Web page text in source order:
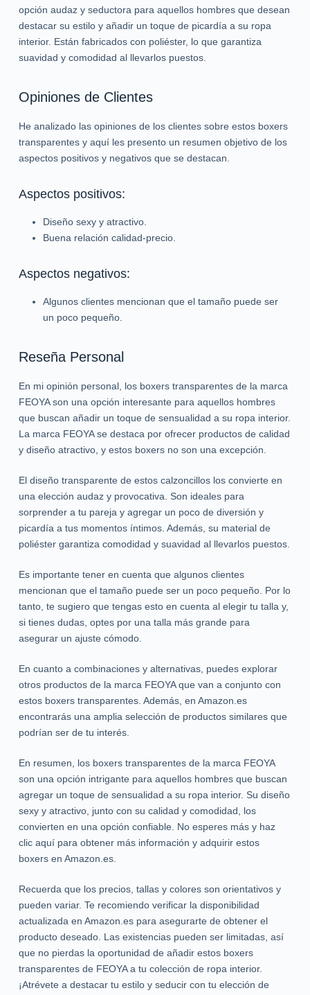
opción audaz y seductora para aquellos hombres que desean
destacar su estilo y añadir un toque de picardía a su ropa
interior. Están fabricados con poliéster, lo que garantiza
suavidad y comodidad al llevarlos puestos.
Opiniones de Clientes
He analizado las opiniones de los clientes sobre estos boxers
transparentes y aquí les presento un resumen objetivo de los
aspectos positivos y negativos que se destacan.
Aspectos positivos:
Diseño sexy y atractivo.
Buena relación calidad-precio.
Aspectos negativos:
Algunos clientes mencionan que el tamaño puede ser
un poco pequeño.
Reseña Personal
En mi opinión personal, los boxers transparentes de la marca
FEOYA son una opción interesante para aquellos hombres
que buscan añadir un toque de sensualidad a su ropa interior.
La marca FEOYA se destaca por ofrecer productos de calidad
y diseño atractivo, y estos boxers no son una excepción.
El diseño transparente de estos calzoncillos los convierte en
una elección audaz y provocativa. Son ideales para
sorprender a tu pareja y agregar un poco de diversión y
picardía a tus momentos íntimos. Además, su material de
poliéster garantiza comodidad y suavidad al llevarlos puestos.
Es importante tener en cuenta que algunos clientes
mencionan que el tamaño puede ser un poco pequeño. Por lo
tanto, te sugiero que tengas esto en cuenta al elegir tu talla y,
si tienes dudas, optes por una talla más grande para
asegurar un ajuste cómodo.
En cuanto a combinaciones y alternativas, puedes explorar
otros productos de la marca FEOYA que van a conjunto con
estos boxers transparentes. Además, en Amazon.es
encontrarás una amplia selección de productos similares que
podrían ser de tu interés.
En resumen, los boxers transparentes de la marca FEOYA
son una opción intrigante para aquellos hombres que buscan
agregar un toque de sensualidad a su ropa interior. Su diseño
sexy y atractivo, junto con su calidad y comodidad, los
convierten en una opción confiable. No esperes más y haz
clic aquí para obtener más información y adquirir estos
boxers en Amazon.es.
Recuerda que los precios, tallas y colores son orientativos y
pueden variar. Te recomiendo verificar la disponibilidad
actualizada en Amazon.es para asegurarte de obtener el
producto deseado. Las existencias pueden ser limitadas, así
que no pierdas la oportunidad de añadir estos boxers
transparentes de FEOYA a tu colección de ropa interior.
¡Atrévete a destacar tu estilo y seducir con tu elección de